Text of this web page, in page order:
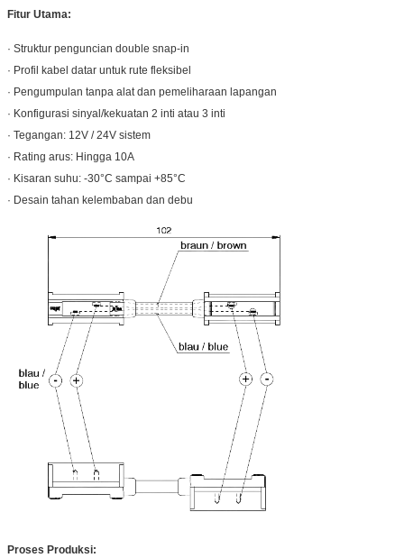
Fitur Utama:
· Struktur penguncian double snap-in
· Profil kabel datar untuk rute fleksibel
· Pengumpulan tanpa alat dan pemeliharaan lapangan
· Konfigurasi sinyal/kekuatan 2 inti atau 3 inti
· Tegangan: 12V / 24V sistem
· Rating arus: Hingga 10A
· Kisaran suhu: -30°C sampai +85°C
· Desain tahan kelembaban dan debu
Proses Produksi: